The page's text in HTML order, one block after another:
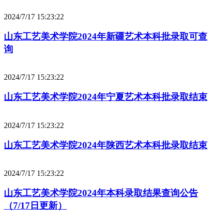
2024/7/17 15:23:22
山东工艺美术学院2024年新疆艺术本科批录取可查
询
2024/7/17 15:23:22
山东工艺美术学院2024年宁夏艺术本科批录取结束
2024/7/17 15:23:22
山东工艺美术学院2024年陕西艺术本科批录取结束
2024/7/17 15:23:22
山东工艺美术学院2024年本科录取结果查询公告
（7/17日更新）